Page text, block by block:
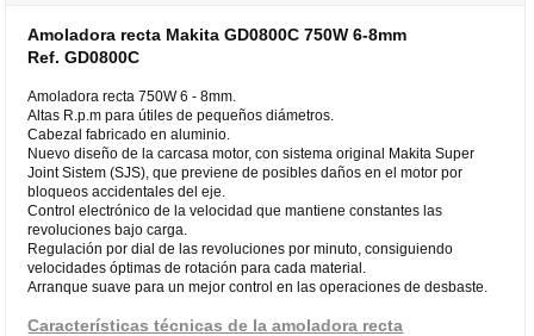
Amoladora recta Makita GD0800C 750W 6-8mm
Ref. GD0800C
Amoladora recta 750W 6 - 8mm.
Altas R.p.m para útiles de pequeños diámetros.
Cabezal fabricado en aluminio.
Nuevo diseño de la carcasa motor, con sistema original Makita Super
Joint Sistem (SJS), que previene de posibles daños en el motor por
bloqueos accidentales del eje.
Control electrónico de la velocidad que mantiene constantes las
revoluciones bajo carga.
Regulación por dial de las revoluciones por minuto, consiguiendo
velocidades óptimas de rotación para cada material.
Arranque suave para un mejor control en las operaciones de desbaste.
Características técnicas de la amoladora recta